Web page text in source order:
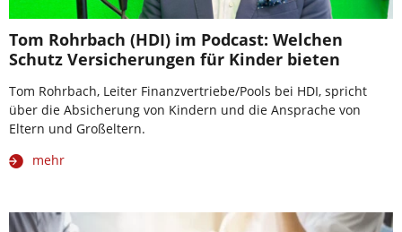
Tom Rohrbach (HDI) im Podcast: Welchen
Schutz Versicherungen für Kinder bieten
Tom Rohrbach, Leiter Finanzvertriebe/Pools bei HDI, spricht
über die Absicherung von Kindern und die Ansprache von
Eltern und Großeltern.
mehr